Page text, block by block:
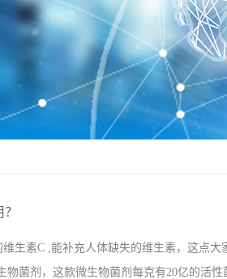
生素C ,能补充人体缺失的维生素，这点
物菌剂，这款微生物菌剂每克有20亿的活